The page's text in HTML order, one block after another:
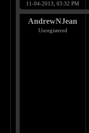
11-04-2013, 03:32 PM
AndrewNJean
Unregistered